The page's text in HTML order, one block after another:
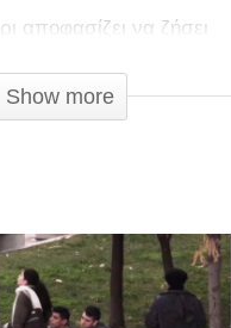
αποφασίζει να ζήσει
Show more